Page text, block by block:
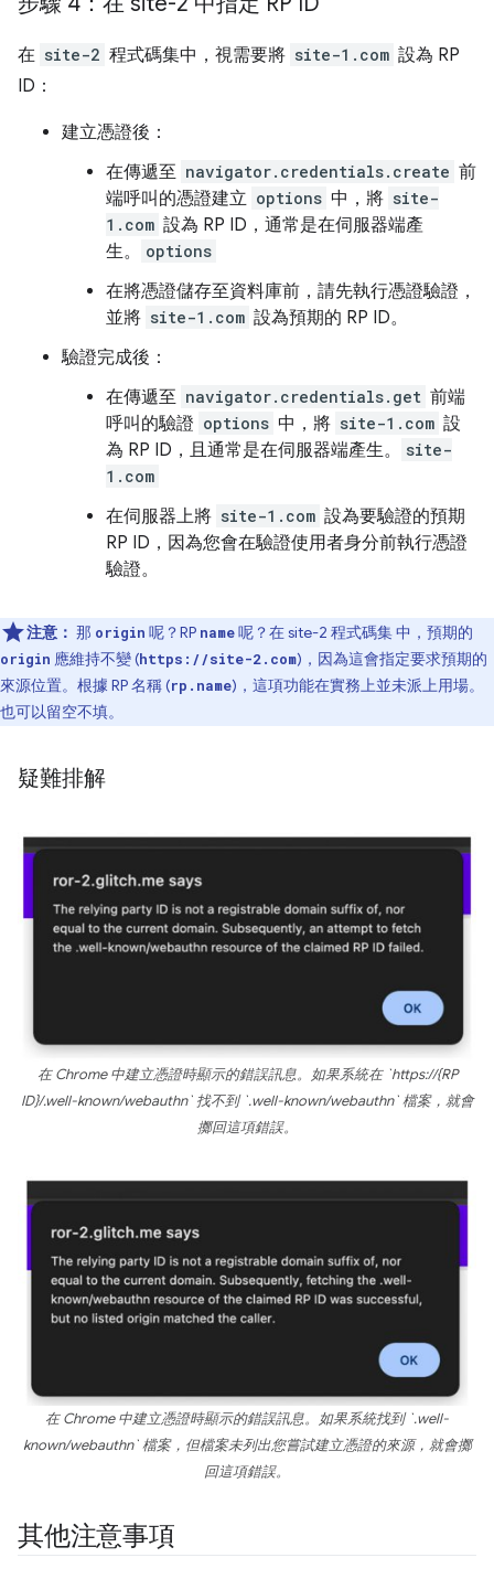
在 site-2 程式碼集中，視需要將 site-1.com 設為 RP
ID：
建立憑證後：
在傳遞至 navigator.credentials.create 前
端呼叫的憑證建立 options 中，將 site-
1.com 設為 RP ID，通常是在伺服器端產
生。
options
在將憑證儲存至資料庫前，請先執行憑證驗證，
並將 site-1.com 設為預期的 RP ID。
驗證完成後：
在傳遞至 navigator.credentials.get 前端
呼叫的驗證 options 中，將 site-1.com 設
為 RP ID，且通常是在伺服器端產生。
site-
1.com
在伺服器上將 site-1.com 設為要驗證的預期
RP ID，因為您會在驗證使用者身分前執行憑證
驗證。
注意： 那 origin 呢？RP name呢？在 site-2 程式碼集 中，預期的
origin 應維持不變 (https://site-2.com)，因為這會指定要求預期的
來源位置。根據 RP 名稱 (rp.name)，這項功能在實務上並未派上用場。
也可以留空不填。
疑難排解
在 Chrome 中建立憑證時顯示的錯誤訊息。如果系統在 `https://{RP
ID}/.well-known/webauthn` 找不到 `.well-known/webauthn` 檔案，就會
擲回這項錯誤。
在 Chrome 中建立憑證時顯示的錯誤訊息。如果系統找到 `.well-
known/webauthn` 檔案，但檔案未列出您嘗試建立憑證的來源，就會擲
回這項錯誤。
其他注意事項